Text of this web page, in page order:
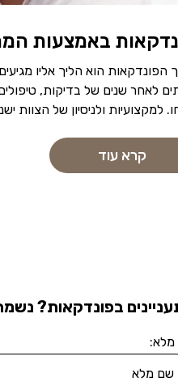
באמצעות
הפונדקאות הוא הליך אליו
לאחר שנים של בדיקות,
למקצועיות ולניסיון של הצוות
קרא עוד
בפונדקאות?